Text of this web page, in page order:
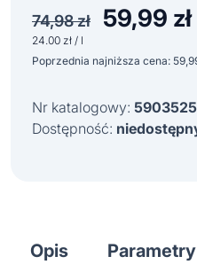
74,98zł
Pierwotna
cena
wynosiła:
59,99 zł
24.00 zł / l
Poprzednia najniższa cena:
Nr katalogowy:
Dostępność:
Opis Parametry